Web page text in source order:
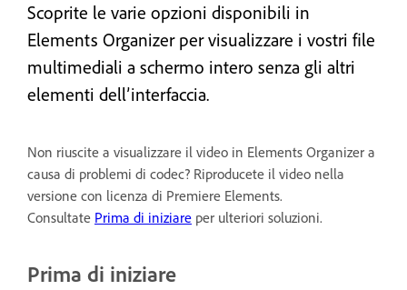
Scoprite le varie opzioni disponibili in
Elements Organizer per visualizzare i vostri file
multimediali a schermo intero senza gli altri
elementi dell’interfaccia.
Non riuscite a visualizzare il video in Elements Organizer a
causa di problemi di codec? Riproducete il video nella
versione con licenza di Premiere Elements.
Consultate Prima di iniziare per ulteriori soluzioni.
Prima di iniziare